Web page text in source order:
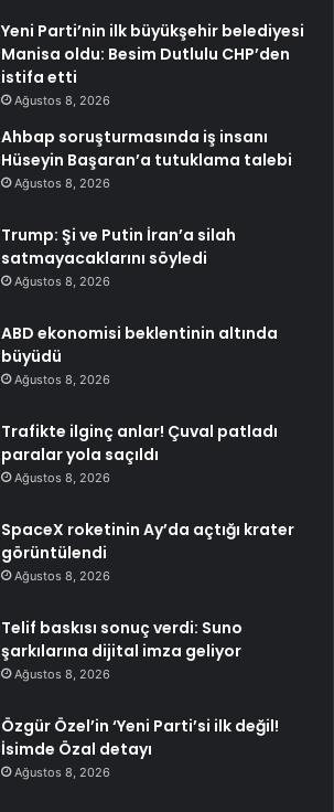
Yeni Parti’nin ilk büyükşehir belediyesi
Manisa oldu: Besim Dutlulu CHP’den
istifa etti
Ağustos 8, 2026
Ahbap soruşturmasında iş insanı
Hüseyin Başaran’a tutuklama talebi
Ağustos 8, 2026
Trump: Şi ve Putin İran’a silah
satmayacaklarını söyledi
Ağustos 8, 2026
ABD ekonomisi beklentinin altında
büyüdü
Ağustos 8, 2026
Trafikte ilginç anlar! Çuval patladı
paralar yola saçıldı
Ağustos 8, 2026
SpaceX roketinin Ay’da açtığı krater
görüntülendi
Ağustos 8, 2026
Telif baskısı sonuç verdi: Suno
şarkılarına dijital imza geliyor
Ağustos 8, 2026
Özgür Özel’in ‘Yeni Parti’si ilk değil!
İsimde Özal detayı
Ağustos 8, 2026